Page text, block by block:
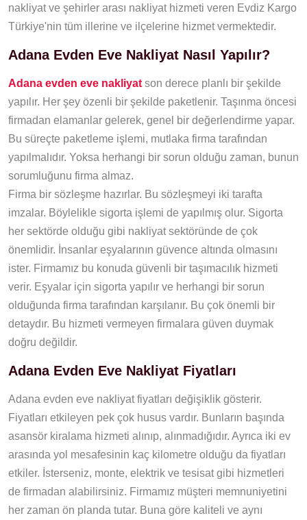
nakliyat ve şehirler arası nakliyat hizmeti veren Evdiz Kargo
Türkiye'nin tüm illerine ve ilçelerine hizmet vermektedir.
Adana Evden Eve Nakliyat Nasıl Yapılır?
Adana evden eve nakliyat son derece planlı bir şekilde
yapılır. Her şey özenli bir şekilde paketlenir. Taşınma öncesi
firmadan elamanlar gelerek, genel bir değerlendirme yapar.
Bu süreçte paketleme işlemi, mutlaka firma tarafından
yapılmalıdır. Yoksa herhangi bir sorun olduğu zaman, bunun
sorumluğunu firma almaz.
Firma bir sözleşme hazırlar. Bu sözleşmeyi iki tarafta
imzalar. Böylelikle sigorta işlemi de yapılmış olur. Sigorta
her sektörde olduğu gibi nakliyat sektöründe de çok
önemlidir. İnsanlar eşyalarının güvence altında olmasını
ister. Firmamız bu konuda güvenli bir taşımacılık hizmeti
verir. Eşyalar için sigorta yapılır ve herhangi bir sorun
olduğunda firma tarafından karşılanır. Bu çok önemli bir
detaydır. Bu hizmeti vermeyen firmalara güven duymak
doğru değildir.
Adana Evden Eve Nakliyat Fiyatları
Adana evden eve nakliyat fiyatları değişiklik gösterir.
Fiyatları etkileyen pek çok husus vardır. Bunların başında
asansör kiralama hizmeti alınıp, alınmadığıdır. Ayrıca iki ev
arasında yol mesafesinin kaç kilometre olduğu da fiyatları
etkiler. İsterseniz, monte, elektrik ve tesisat gibi hizmetleri
de firmadan alabilirsiniz. Firmamız müşteri memnuniyetini
her zaman ön planda tutar. Buna göre kaliteli ve aynı